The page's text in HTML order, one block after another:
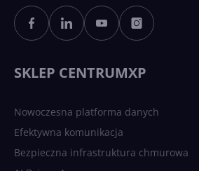
Sztuczna
polsku.
SKLEP CENTRUMXP
Nowoczesna platforma danych
Efektywna komunikacja
Bezpieczna infrastruktura chmurowa